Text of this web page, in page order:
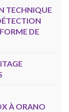
TECHNIQUE
DE
À ORANO